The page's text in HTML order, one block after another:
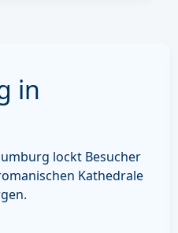
in
lockt Besucher
Kathedrale